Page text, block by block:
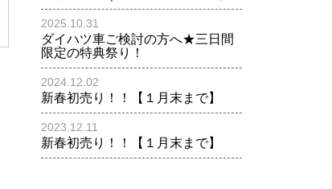
2025.10.31
ダイハツ車ご検討の方へ★三日間
限定の特典祭り！
2024.12.02
新春初売り！！【１月末まで】
2023.12.11
新春初売り！！【１月末まで】